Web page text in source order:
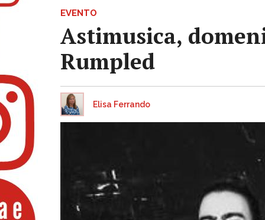
EVENTO
Astimusica,
Rumpled
Elisa Ferrando